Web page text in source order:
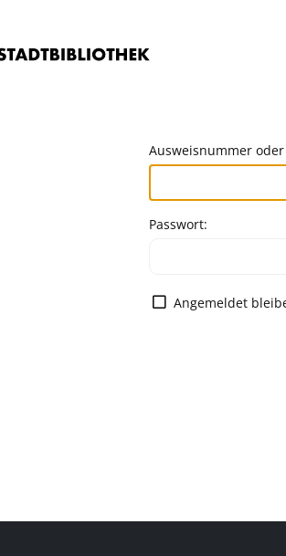
Ausweisnummer
Passwort:
Angemeldet